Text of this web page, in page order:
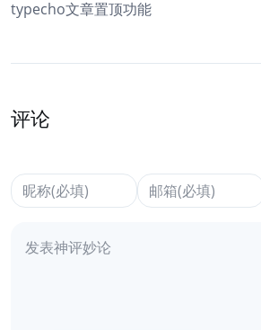
typecho文章置顶功能
评论